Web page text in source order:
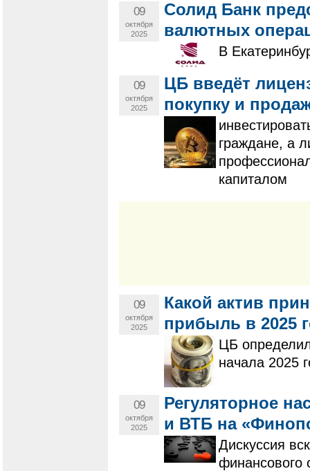
09
октября
2025
Солид Банк
валютных
В
09
октября
2025
ЦБ введёт
покупку и
граждане, а
капиталом
09
октября
2025
Какой актив
прибыль в 2025
ЦБ
начала 2025
09
октября
2025
Регуляторное
и ВТБ на
Дискуссия
финансового